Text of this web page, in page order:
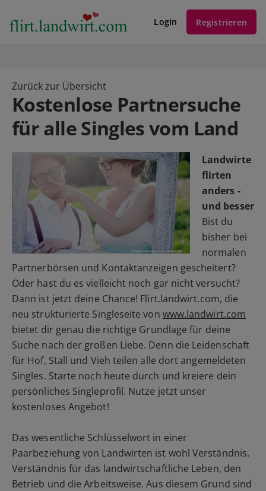
Login Registrieren
Zurück zur Übersicht
Kostenlose Partnersuche
für alle Singles vom Land
Landwirte
flirten
anders -
und besser
Bist du
bisher bei
normalen
Partnerbörsen und Kontaktanzeigen gescheitert?
Oder hast du es vielleicht noch gar nicht versucht?
Dann ist jetzt deine Chance! Flirt.landwirt.com, die
neu strukturierte Singleseite von www.landwirt.com
bietet dir genau die richtige Grundlage für deine
Suche nach der großen Liebe. Denn die Leidenschaft
für Hof, Stall und Vieh teilen alle dort angemeldeten
Singles. Starte noch heute durch und kreiere dein
persönliches Singleprofil. Nutze jetzt unser
kostenloses Angebot!
Das wesentliche Schlüsselwort in einer
Paarbeziehung von Landwirten ist wohl Verständnis.
Verständnis für das landwirtschaftliche Leben, den
Betrieb und die Arbeitsweise. Aus diesem Grund sind